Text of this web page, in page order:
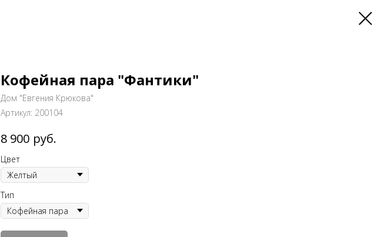
Кофейная пара "Фантики"
Дом "Евгения Крюкова"
Артикул: 200104
8 900 руб.
Цвет
Тип